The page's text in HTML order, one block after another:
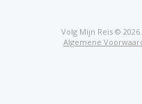
Volg Mijn Reis ©
Algemene